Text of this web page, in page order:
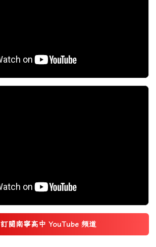
訂閱南寧高中 YouTube 頻道
(另開新視窗)